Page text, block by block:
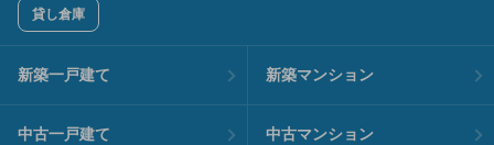
貸し倉庫
新築一戸建て 新築マンション
中古一戸建て 中古マンション